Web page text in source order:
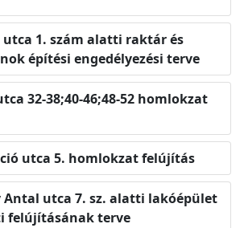
utca 1. szám alatti raktár és
építési engedélyezési terve
32-38;40-46;48-52 homlokzat
utca 5. homlokzat felújítás
Antal utca 7. sz. alatti lakóépület
felújításának terve